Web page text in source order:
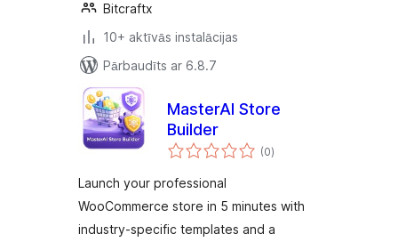
Bitcraftx
10+ aktīvās instalācijas
Pārbaudīts ar 6.8.7
MasterAI Store
Builder
(0vērtējumu
kopsumma
)
Launch your professional
WooCommerce store in 5 minutes with
industry-specific templates and a